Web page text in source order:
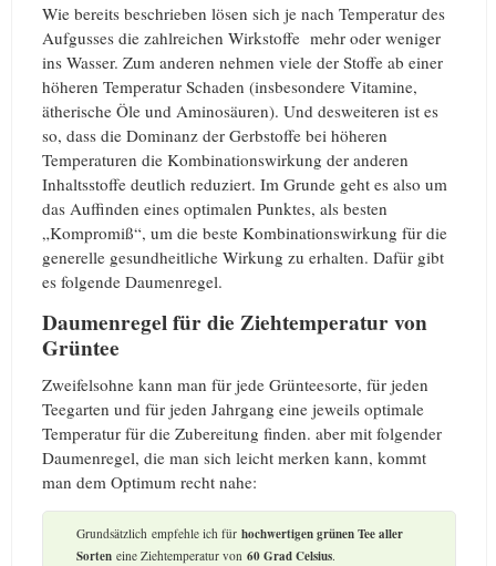
Wie bereits beschrieben lösen sich je nach Temperatur des
Aufgusses die zahlreichen Wirkstoffe mehr oder weniger
ins Wasser. Zum anderen nehmen viele der Stoffe ab einer
höheren Temperatur Schaden (insbesondere Vitamine,
ätherische Öle und Aminosäuren). Und desweiteren ist es
so, dass die Dominanz der Gerbstoffe bei höheren
Temperaturen die Kombinationswirkung der anderen
Inhaltsstoffe deutlich reduziert. Im Grunde geht es also um
das Auffinden eines optimalen Punktes, als besten
„Kompromiß“, um die beste Kombinationswirkung für die
generelle gesundheitliche Wirkung zu erhalten. Dafür gibt
es folgende Daumenregel.
Daumenregel für die Ziehtemperatur von
Grüntee
Zweifelsohne kann man für jede Grünteesorte, für jeden
Teegarten und für jeden Jahrgang eine jeweils optimale
Temperatur für die Zubereitung finden. aber mit folgender
Daumenregel, die man sich leicht merken kann, kommt
man dem Optimum recht nahe:
Grundsätzlich empfehle ich für hochwertigen grünen Tee aller
Sorten eine Ziehtemperatur von 60 Grad Celsius.